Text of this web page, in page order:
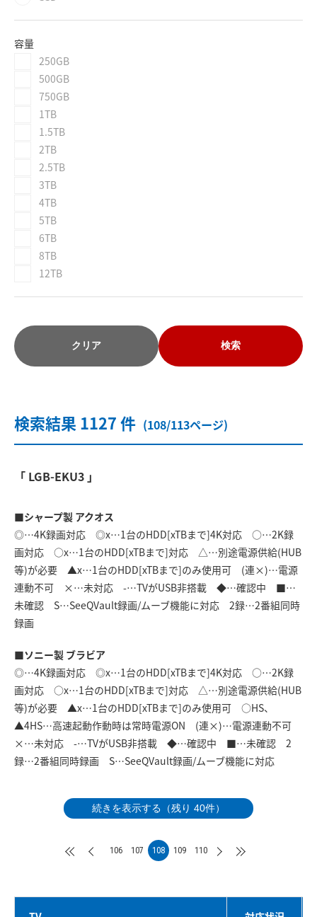
容量
250GB
500GB
750GB
1TB
1.5TB
2TB
2.5TB
3TB
4TB
5TB
6TB
8TB
12TB
クリア 検索
検索結果 1127 件 (108/113ページ)
「 LGB-EKU3 」
■シャープ製 アクオス
◎…4K録画対応 ◎x…1台のHDD[xTBまで]4K対応 ○…2K録
画対応 ○x…1台のHDD[xTBまで]対応 △…別途電源供給(HUB
等)が必要 ▲x…1台のHDD[xTBまで]のみ使用可 (連×)…電源
連動不可 ×…未対応 -…TVがUSB非搭載 ◆…確認中 ■…
未確認 S…SeeQVault録画/ムーブ機能に対応 2録…2番組同時
録画
■ソニー製 ブラビア
◎…4K録画対応 ◎x…1台のHDD[xTBまで]4K対応 ○…2K録
画対応 ○x…1台のHDD[xTBまで]対応 △…別途電源供給(HUB
等)が必要 ▲x…1台のHDD[xTBまで]のみ使用可 ○HS、
▲4HS…高速起動作動時は常時電源ON (連×)…電源連動不可
×…未対応 -…TVがUSB非搭載 ◆…確認中 ■…未確認 2
録…2番組同時録画 S…SeeQVault録画/ムーブ機能に対応
続きを表示する（残り 40件）
106 107 108 109 110